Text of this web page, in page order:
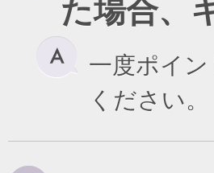
た場合、
一度ポイ
ください。